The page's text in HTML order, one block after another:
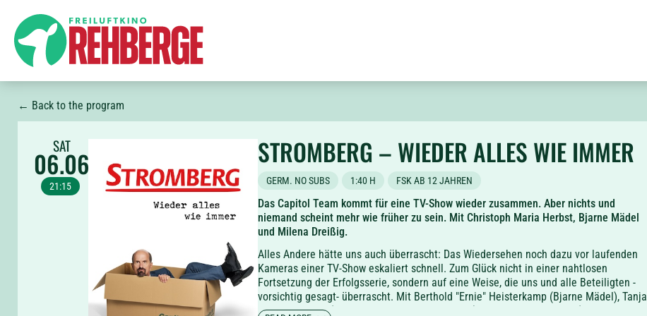
← Back to the program
SAT
06.06
21:15
STROMBERG – WIEDER ALLES WIE IMMER
GERM. NO SUBS 1:40 H FSK AB 12 JAHREN
Das Capitol Team kommt für eine TV-Show wieder zusammen. Aber nichts und
niemand scheint mehr wie früher zu sein. Mit Christoph Maria Herbst, Bjarne Mädel
und Milena Dreißig.
Alles Andere hätte uns auch überrascht: Das Wiedersehen noch dazu vor laufenden
Kameras einer TV-Show eskaliert schnell. Zum Glück nicht in einer nahtlosen
Fortsetzung der Erfolgsserie, sondern auf eine Weise, die uns und alle Beteiligten -
vorsichtig gesagt- überrascht. Mit Berthold "Ernie" Heisterkamp (Bjarne Mädel), Tanja
und Ulf Steinke (Diana Staehly und Oliver Wnuk), Jennifer Schirrmann (Milena